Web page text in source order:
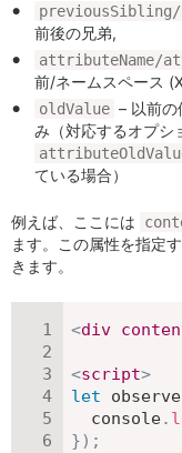
前後の兄弟,
attributeName/
前/ネームスペース
oldValue – 以前
み（対応するオプシ
ている場合）
例えば、ここには
ます。この属性を指定
きます。
<div
<script>
let
  console
.
}) ;